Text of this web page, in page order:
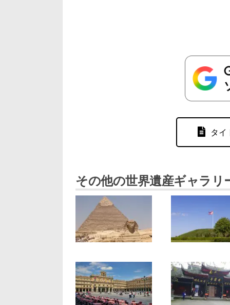
タイ
その他の世界遺産ギャラリ